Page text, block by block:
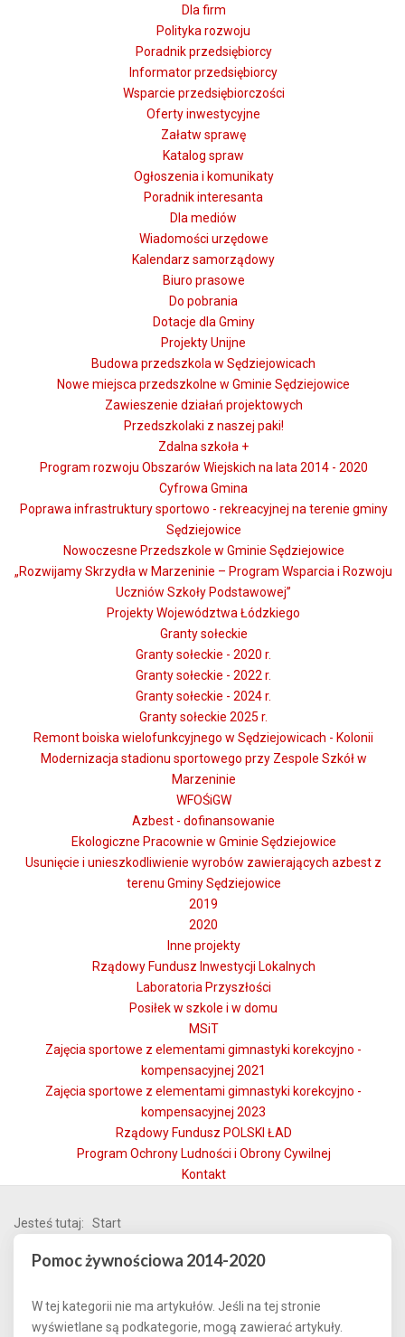
Dla firm
Polityka rozwoju
Poradnik przedsiębiorcy
Informator przedsiębiorcy
Wsparcie przedsiębiorczości
Oferty inwestycyjne
Załatw sprawę
Katalog spraw
Ogłoszenia i komunikaty
Poradnik interesanta
Dla mediów
Wiadomości urzędowe
Kalendarz samorządowy
Biuro prasowe
Do pobrania
Dotacje dla Gminy
Projekty Unijne
Budowa przedszkola w Sędziejowicach
Nowe miejsca przedszkolne w Gminie Sędziejowice
Zawieszenie działań projektowych
Przedszkolaki z naszej paki!
Zdalna szkoła +
Program rozwoju Obszarów Wiejskich na lata 2014 - 2020
Cyfrowa Gmina
Poprawa infrastruktury sportowo - rekreacyjnej na terenie gminy
Sędziejowice
Nowoczesne Przedszkole w Gminie Sędziejowice
„Rozwijamy Skrzydła w Marzeninie – Program Wsparcia i Rozwoju
Uczniów Szkoły Podstawowej”
Projekty Województwa Łódzkiego
Granty sołeckie
Granty sołeckie - 2020 r.
Granty sołeckie - 2022 r.
Granty sołeckie - 2024 r.
Granty sołeckie 2025 r.
Remont boiska wielofunkcyjnego w Sędziejowicach - Kolonii
Modernizacja stadionu sportowego przy Zespole Szkół w
Marzeninie
WFOŚiGW
Azbest - dofinansowanie
Ekologiczne Pracownie w Gminie Sędziejowice
Usunięcie i unieszkodliwienie wyrobów zawierających azbest z
terenu Gminy Sędziejowice
2019
2020
Inne projekty
Rządowy Fundusz Inwestycji Lokalnych
Laboratoria Przyszłości
Posiłek w szkole i w domu
MSiT
Zajęcia sportowe z elementami gimnastyki korekcyjno -
kompensacyjnej 2021
Zajęcia sportowe z elementami gimnastyki korekcyjno -
kompensacyjnej 2023
Rządowy Fundusz POLSKI ŁAD
Program Ochrony Ludności i Obrony Cywilnej
Kontakt
Jesteś tutaj: Start
Pomoc żywnościowa 2014-2020
W tej kategorii nie ma artykułów. Jeśli na tej stronie
wyświetlane są podkategorie, mogą zawierać artykuły.